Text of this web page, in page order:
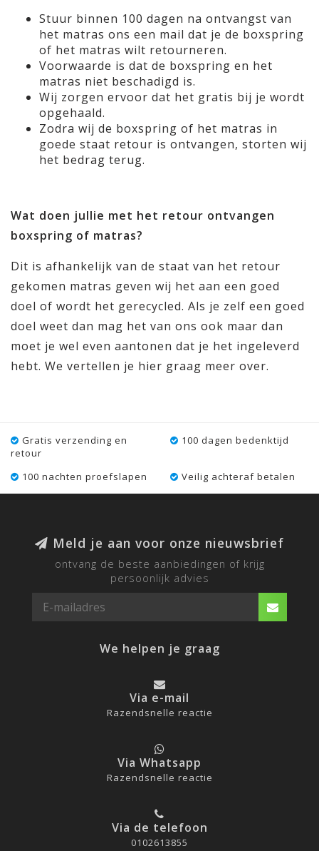
Stuur binnen 100 dagen na ontvangst van
het matras ons een mail dat je de boxspring
of het matras wilt retourneren.
Voorwaarde is dat de boxspring en het
matras niet beschadigd is.
Wij zorgen ervoor dat het gratis bij je wordt
opgehaald.
Zodra wij de boxspring of het matras in
goede staat retour is ontvangen, storten wij
het bedrag terug.
Wat doen jullie met het retour ontvangen
boxspring of matras?
Dit is afhankelijk van de staat van het retour
gekomen matras geven wij het aan een goed
doel of wordt het gerecycled. Als je zelf een goed
doel weet dan mag het van ons ook maar dan
moet je wel even aantonen dat je het ingeleverd
hebt. We vertellen je hier graag meer over.
Gratis verzending en
retour
100 dagen bedenktijd
100 nachten proefslapen Veilig achteraf betalen
Meld je aan voor onze nieuwsbrief
ontvang de beste aanbiedingen of krijg
persoonlijk advies
We helpen je graag
Via e-mail
Razendsnelle reactie
Via Whatsapp
Razendsnelle reactie
Via de telefoon
0102613855